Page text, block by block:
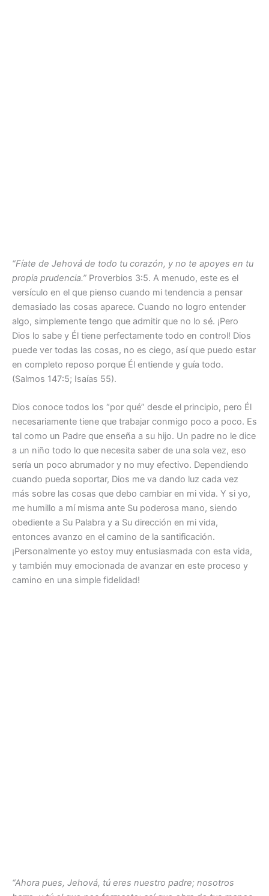
“Fíate de Jehová de todo tu corazón, y no te apoyes en tu
propia prudencia.” Proverbios 3:5. A menudo, este es el
versículo en el que pienso cuando mi tendencia a pensar
demasiado las cosas aparece. Cuando no logro entender
algo, simplemente tengo que admitir que no lo sé. ¡Pero
Dios lo sabe y Él tiene perfectamente todo en control! Dios
puede ver todas las cosas, no es ciego, así que puedo estar
en completo reposo porque Él entiende y guía todo.
(Salmos 147:5; Isaías 55).
Dios conoce todos los “por qué” desde el principio, pero Él
necesariamente tiene que trabajar conmigo poco a poco. Es
tal como un Padre que enseña a su hijo. Un padre no le dice
a un niño todo lo que necesita saber de una sola vez, eso
sería un poco abrumador y no muy efectivo. Dependiendo
cuando pueda soportar, Dios me va dando luz cada vez
más sobre las cosas que debo cambiar en mi vida. Y si yo,
me humillo a mí misma ante Su poderosa mano, siendo
obediente a Su Palabra y a Su dirección en mi vida,
entonces avanzo en el camino de la santificación.
¡Personalmente yo estoy muy entusiasmada con esta vida,
y también muy emocionada de avanzar en este proceso y
camino en una simple fidelidad!
“Ahora pues, Jehová, tú eres nuestro padre; nosotros